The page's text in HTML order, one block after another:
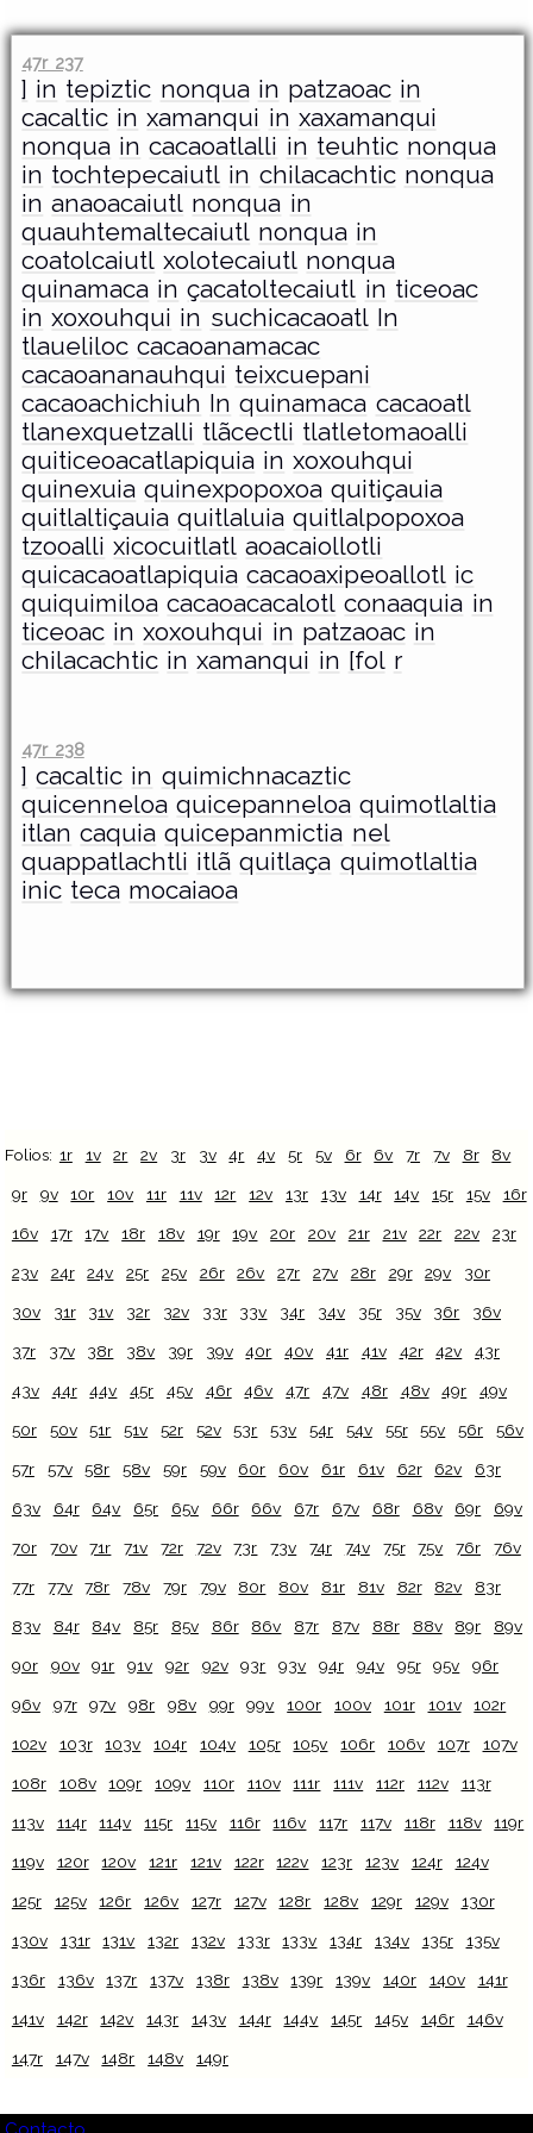
47r 237
] in tepiztic nonqua in patzaoac in
cacaltic in xamanqui in xaxamanqui
nonqua in cacaoatlalli in teuhtic nonqua
in tochtepecaiutl in chilacachtic nonqua
in anaoacaiutl nonqua in
quauhtemaltecaiutl nonqua in
coatolcaiutl xolotecaiutl nonqua
quinamaca in çacatoltecaiutl in ticeoac
in xoxouhqui in suchicacaoatl In
tlaueliloc cacaoanamacac
cacaoananauhqui teixcuepani
cacaoachichiuh In quinamaca cacaoatl
tlanexquetzalli tlãcectli tlatletomaoalli
quiticeoacatlapiquia in xoxouhqui
quinexuia quinexpopoxoa quitiçauia
quitlaltiçauia quitlaluia quitlalpopoxoa
tzooalli xicocuitlatl aoacaiollotli
quicacaoatlapiquia cacaoaxipeoallotl ic
quiquimiloa cacaoacacalotl conaaquia in
ticeoac in xoxouhqui in patzaoac in
chilacachtic in xamanqui in [fol r
47r 238
] cacaltic in quimichnacaztic
quicenneloa quicepanneloa quimotlaltia
itlan caquia quicepanmictia nel
quappatlachtli itlã quitlaça quimotlaltia
inic teca mocaiaoa
Folios: 1r 1v 2r 2v 3r 3v 4r 4v 5r 5v 6r 6v 7r 7v 8r 8v
9r 9v 10r 10v 11r 11v 12r 12v 13r 13v 14r 14v 15r 15v 16r
16v 17r 17v 18r 18v 19r 19v 20r 20v 21r 21v 22r 22v 23r
23v 24r 24v 25r 25v 26r 26v 27r 27v 28r 29r 29v 30r
30v 31r 31v 32r 32v 33r 33v 34r 34v 35r 35v 36r 36v
37r 37v 38r 38v 39r 39v 40r 40v 41r 41v 42r 42v 43r
43v 44r 44v 45r 45v 46r 46v 47r 47v 48r 48v 49r 49v
50r 50v 51r 51v 52r 52v 53r 53v 54r 54v 55r 55v 56r 56v
57r 57v 58r 58v 59r 59v 60r 60v 61r 61v 62r 62v 63r
63v 64r 64v 65r 65v 66r 66v 67r 67v 68r 68v 69r 69v
70r 70v 71r 71v 72r 72v 73r 73v 74r 74v 75r 75v 76r 76v
77r 77v 78r 78v 79r 79v 80r 80v 81r 81v 82r 82v 83r
83v 84r 84v 85r 85v 86r 86v 87r 87v 88r 88v 89r 89v
90r 90v 91r 91v 92r 92v 93r 93v 94r 94v 95r 95v 96r
96v 97r 97v 98r 98v 99r 99v 100r 100v 101r 101v 102r
102v 103r 103v 104r 104v 105r 105v 106r 106v 107r 107v
108r 108v 109r 109v 110r 110v 111r 111v 112r 112v 113r
113v 114r 114v 115r 115v 116r 116v 117r 117v 118r 118v 119r
119v 120r 120v 121r 121v 122r 122v 123r 123v 124r 124v
125r 125v 126r 126v 127r 127v 128r 128v 129r 129v 130r
130v 131r 131v 132r 132v 133r 133v 134r 134v 135r 135v
136r 136v 137r 137v 138r 138v 139r 139v 140r 140v 141r
141v 142r 142v 143r 143v 144r 144v 145r 145v 146r 146v
147r 147v 148r 148v 149r